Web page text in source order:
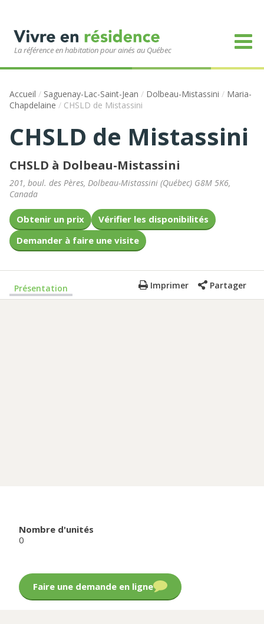
La référence en habitation pour ainés au Québec
Accueil / Saguenay-Lac-Saint-Jean / Dolbeau-Mistassini / Maria-
Chapdelaine / CHSLD de Mistassini
CHSLD de Mistassini
CHSLD à Dolbeau-Mistassini
201, boul. des Pères, Dolbeau-Mistassini (Québec) G8M 5K6,
Canada
Obtenir un prix
Vérifier les disponibilités
Demander à faire une visite
Présentation Imprimer Partager
Nombre d'unités
0
Faire une demande en ligne